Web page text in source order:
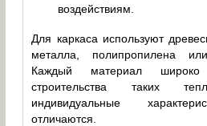
воздействиям.
Для каркаса используют
металла, полипропилена
Каждый материал
строительства таких
индивидуальные
отличаются.